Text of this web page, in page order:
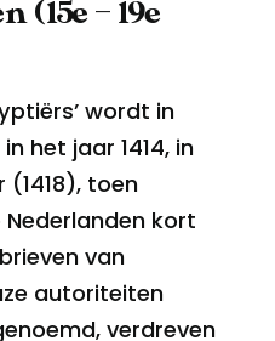
(15e – 19e
wordt in
het jaar 1414, in
toen
Nederlanden kort
van
autoriteiten
verdreven